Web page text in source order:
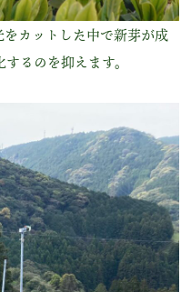
カットした中で新芽が成
るのを抑えます。